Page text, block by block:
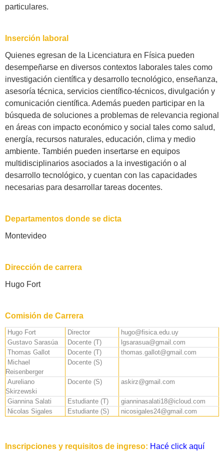
particulares.
Inserción laboral
Quienes egresan de la Licenciatura en Física pueden
desempeñarse en diversos contextos laborales tales como
investigación científica y desarrollo tecnológico, enseñanza,
asesoría técnica, servicios científico-técnicos, divulgación y
comunicación científica. Además pueden participar en la
búsqueda de soluciones a problemas de relevancia regional
en áreas con impacto económico y social tales como salud,
energía, recursos naturales, educación, clima y medio
ambiente. También pueden insertarse en equipos
multidisciplinarios asociados a la investigación o al
desarrollo tecnológico, y cuentan con las capacidades
necesarias para desarrollar tareas docentes.
Departamentos donde se dicta
Montevideo
Dirección de carrera
Hugo Fort
Comisión de Carrera
Hugo Fort Director
hugo@fisica.edu.uy
Gustavo Sarasúa
Docente (T)
lgsarasua@gmail.com
Thomas Gallot
Docente (T)
thomas.gallot@gmail.com
Michael
Reisenberger
Docente (S)
Aureliano
Skirzewski
Docente (S) askirz@gmail.com
Giannina Salati Estudiante (T)
gianninasalati18@icloud.com
Nicolas Sigales
Estudiante (S) nicosigales24@gmail.com
Inscripciones y requisitos de ingreso: Hacé click aquí